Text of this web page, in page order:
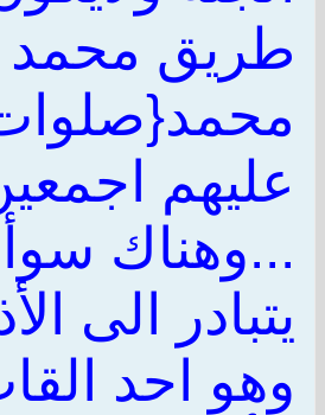
طريق محمد
محمد{صلوات
عليهم
...وهناك
يتبادر الى
وهو احد